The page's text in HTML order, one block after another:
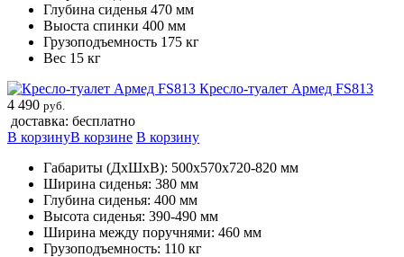
Глубина сиденья 470 мм
Выоста спинки 400 мм
Грузоподъемность 175 кг
Вес 15 кг
Кресло-туалет Армед FS813
4 490 руб.
доставка: бесплатно
В корзинуВ корзине В корзину
Габариты (ДхШхВ): 500х570х720-820 мм
Ширина сиденья: 380 мм
Глубина сиденья: 400 мм
Высота сиденья: 390-490 мм
Ширина между поручнями: 460 мм
Грузоподъемность: 110 кг